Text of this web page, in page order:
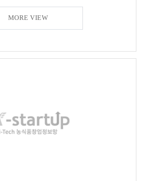
MORE VIEW